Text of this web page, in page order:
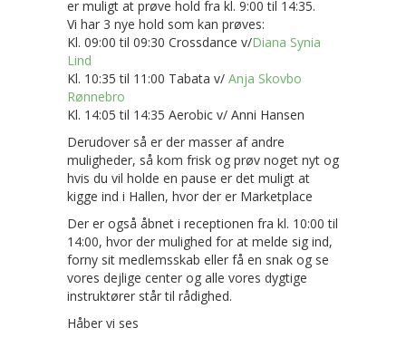
er muligt at prøve hold fra kl. 9:00 til 14:35.
Vi har 3 nye hold som kan prøves:
Kl. 09:00 til 09:30 Crossdance v/Diana Synia
Lind
Kl. 10:35 til 11:00 Tabata v/ Anja Skovbo
Rønnebro
Kl. 14:05 til 14:35 Aerobic v/ Anni Hansen
Derudover så er der masser af andre
muligheder, så kom frisk og prøv noget nyt og
hvis du vil holde en pause er det muligt at
kigge ind i Hallen, hvor der er Marketplace
Der er også åbnet i receptionen fra kl. 10:00 til
14:00, hvor der mulighed for at melde sig ind,
forny sit medlemsskab eller få en snak og se
vores dejlige center og alle vores dygtige
instruktører står til rådighed.
Håber vi ses